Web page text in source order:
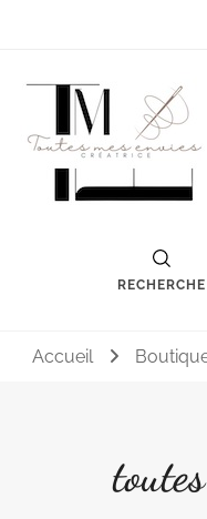
Toutes mes envies
Couture, accessoires,
RECHERCHE
Accueil